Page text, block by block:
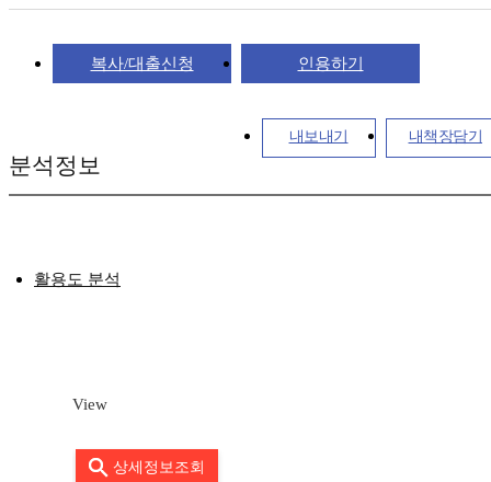
복사/대출신청 인용하기
내보내기 내책장담기
분석정보
활용도 분석
View
상세정보조회